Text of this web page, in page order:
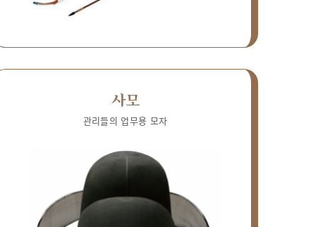
사모
관리들의 업무용 모자